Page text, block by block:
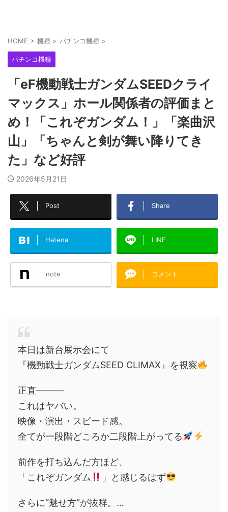
HOME > 機種 > パチンコ機種 >
パチンコ機種
「eF機動戦士ガンダムSEEDクライ
マックス」ホール関係者の評価まと
め！「これぞガンダム！」「楽曲沢
山」「ちゃんと剣が舞い降りてき
た」など好評
2026年5月21日
Post Share
Hatena LINE
note コメント
本日は新台展示会にて
『機動戦士ガンダムSEED CLIMAX』を視察
正直―――
これはヤバい。
映像・演出・スピード感。
全てが一段階どころか二段階上がってる
前作を打ち込んだ方ほど、
「これぞガンダム
」と感じるはず
さらに“魅せ方”が抜群。…